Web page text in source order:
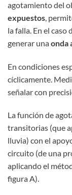
agotamiento del
expuestos ,
la falla. En el
generar unaonda
En condiciones
cíclicamente.
señalar con
La función de
transitorias (que
lluvia) con el
circuito (de una
aplicando el
figura A).